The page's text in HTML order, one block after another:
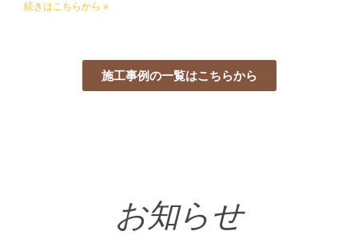
続きはこちらから »
施工事例の一覧はこちらから
お知らせ